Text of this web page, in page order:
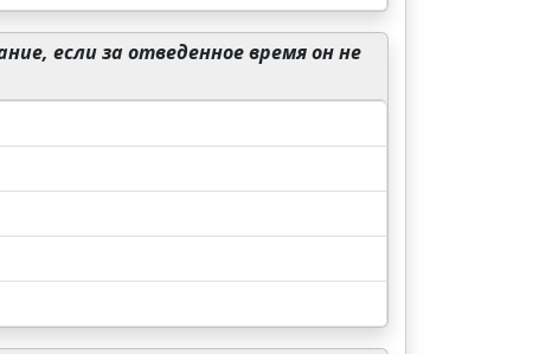
если за отведенное время он не